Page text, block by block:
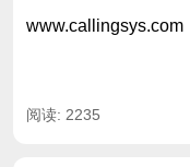
www.callingsys.com
阅读: 2235